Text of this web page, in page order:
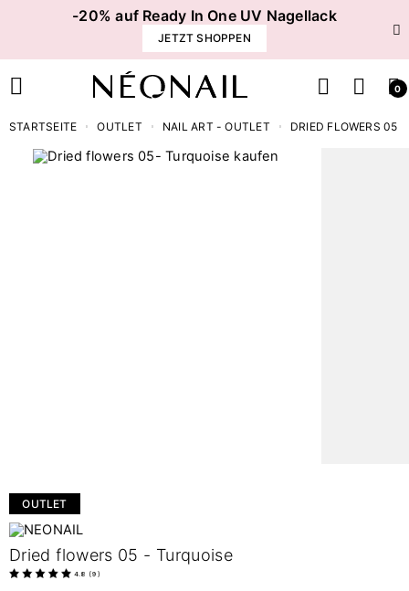
-20% auf Ready In One UV Nagellack
JETZT SHOPPEN
0
STARTSEITE OUTLET NAIL ART - OUTLET DRIED FLOWERS 05
OUTLET
Dried flowers 05 - Turquoise
4.8 (9 )